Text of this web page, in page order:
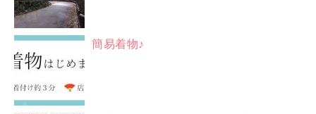
簡易着物♪